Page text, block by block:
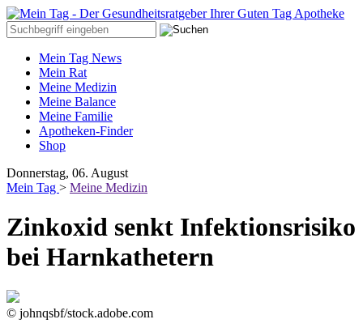
Mein Tag News
Mein Rat
Meine Medizin
Meine Balance
Meine Familie
Apotheken-Finder
Shop
Donnerstag, 06. August
Mein Tag > Meine Medizin
Zinkoxid senkt Infektionsrisiko
bei Harnkathetern
© johnqsbf/stock.adobe.com